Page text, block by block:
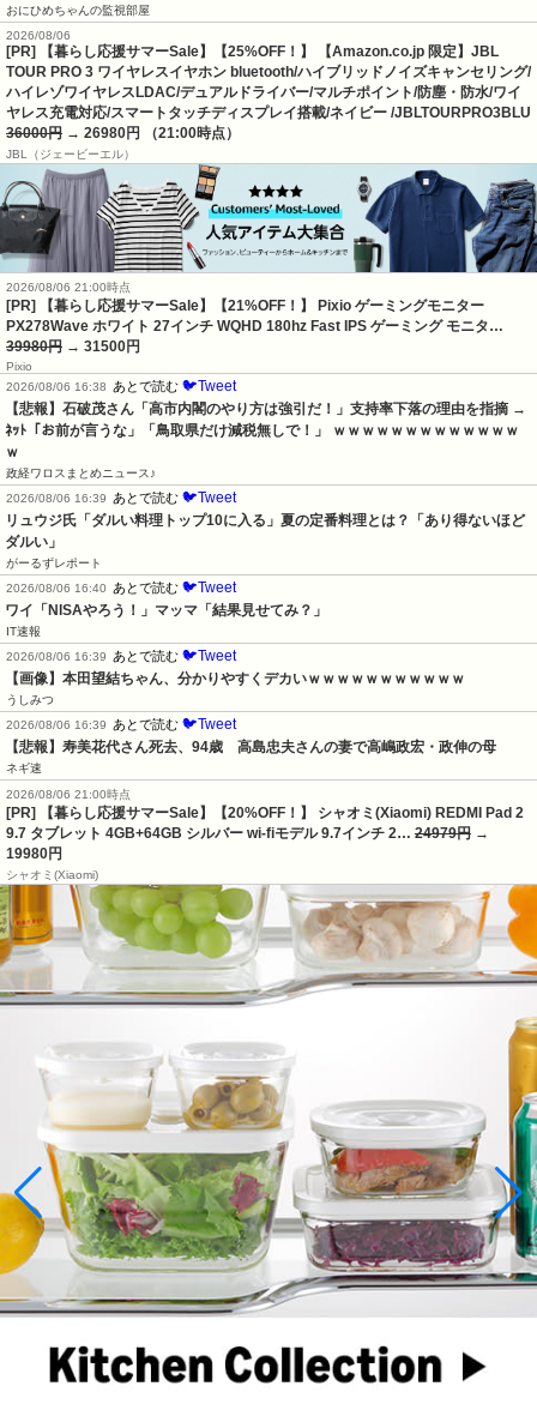
おにひめちゃんの監視部屋
2026/08/06
[PR] 【暮らし応援サマーSale】【25%OFF！】 【Amazon.co.jp 限定】JBL
TOUR PRO 3 ワイヤレスイヤホン bluetooth/ハイブリッドノイズキャンセリング/
ハイレゾワイヤレスLDAC/デュアルドライバー/マルチポイント/防塵・防水/ワイ
ヤレス充電対応/スマートタッチディスプレイ搭載/ネイビー /JBLTOURPRO3BLU
36000円 → 26980円 （21:00時点）
JBL（ジェービーエル）
2026/08/06 21:00時点
[PR] 【暮らし応援サマーSale】【21%OFF！】 Pixio ゲーミングモニター
PX278Wave ホワイト 27インチ WQHD 180hz Fast IPS ゲーミング モニタ…
39980円 → 31500円
Pixio
2026/08/06 16:38
あとで読む 🐦Tweet
【悲報】石破茂さん「高市内閣のやり方は強引だ！」支持率下落の理由を指摘 →
ﾈｯﾄ「お前が言うな」「鳥取県だけ減税無しで！」 ｗｗｗｗｗｗｗｗｗｗｗｗｗ
ｗ
政経ワロスまとめニュース♪
2026/08/06 16:39
あとで読む 🐦Tweet
リュウジ氏「ダルい料理トップ10に入る」夏の定番料理とは？「あり得ないほど
ダルい」
がーるずレポート
2026/08/06 16:40
あとで読む 🐦Tweet
ワイ「NISAやろう！」マッマ「結果見せてみ？」
IT速報
2026/08/06 16:39
あとで読む 🐦Tweet
【画像】本田望結ちゃん、分かりやすくデカいｗｗｗｗｗｗｗｗｗｗｗ
うしみつ
2026/08/06 16:39
あとで読む 🐦Tweet
【悲報】寿美花代さん死去、94歳　高島忠夫さんの妻で高嶋政宏・政伸の母
ネギ速
2026/08/06 21:00時点
[PR] 【暮らし応援サマーSale】【20%OFF！】 シャオミ(Xiaomi) REDMI Pad 2
9.7 タブレット 4GB+64GB シルバー wi-fiモデル 9.7インチ 2… 24979円 →
19980円
シャオミ(Xiaomi)